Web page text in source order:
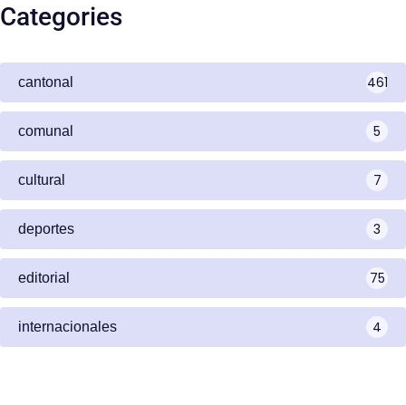
Categories
cantonal 461
comunal 5
cultural 7
deportes 3
editorial 75
internacionales 4